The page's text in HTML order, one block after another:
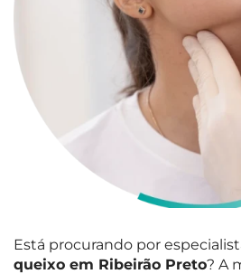
Está procurando por
queixo em Ribeirão Preto? A